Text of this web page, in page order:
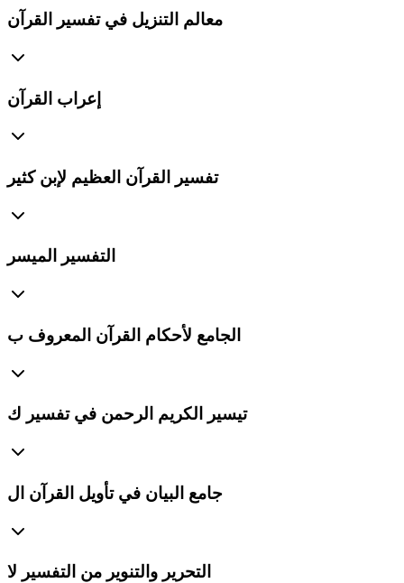
معالم التنزيل في تفسير القرآن
إعراب القرآن
تفسير القرآن العظيم لإبن كثير
التفسير الميسر
الجامع لأحكام القرآن المعروف ب
تيسير الكريم الرحمن في تفسير ك
جامع البيان في تأويل القرآن ال
التحرير والتنوير من التفسير لا